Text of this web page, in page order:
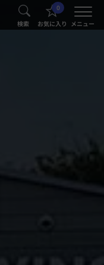
検索
0
お気に入り メニュー
®